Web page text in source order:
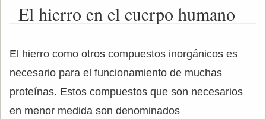
El hierro en el cuerpo humano
El hierro como otros compuestos inorgánicos es
necesario para el funcionamiento de muchas
proteínas. Estos compuestos que son necesarios
en menor medida son denominados